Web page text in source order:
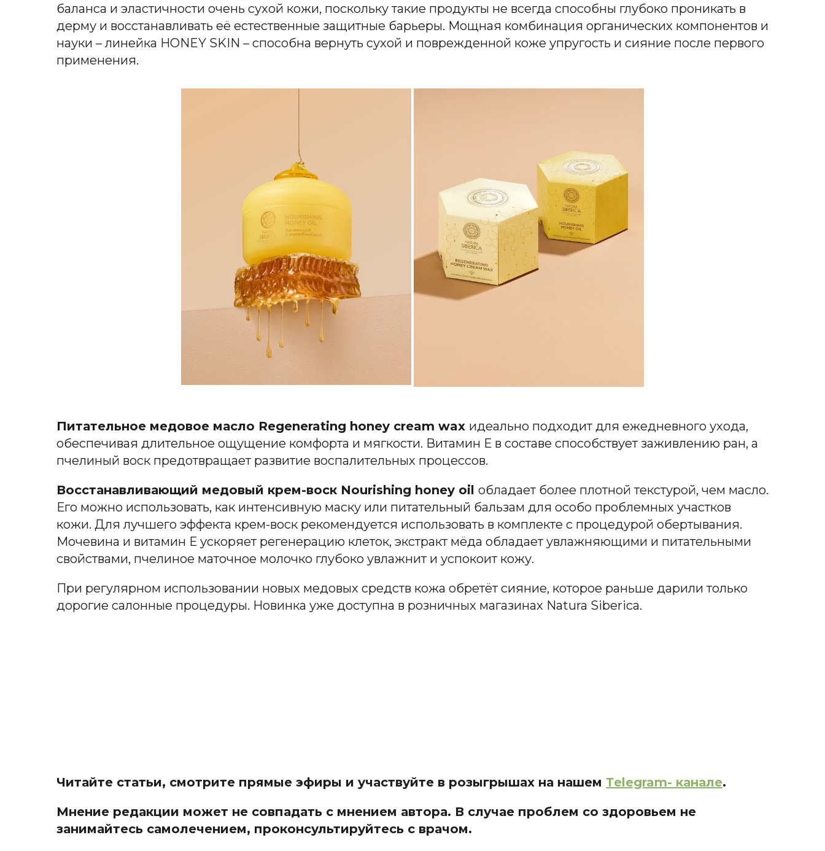
баланса и эластичности очень сухой кожи, поскольку такие продукты не всегда способны глубоко проникать в
дерму и восстанавливать её естественные защитные барьеры. Мощная комбинация органических компонентов и
науки – линейка HONEY SKIN – способна вернуть сухой и поврежденной коже упругость и сияние после первого
применения.
Питательное медовое масло Regenerating honey cream wax идеально подходит для ежедневного ухода,
обеспечивая длительное ощущение комфорта и мягкости. Витамин Е в составе способствует заживлению ран, а
пчелиный воск предотвращает развитие воспалительных процессов.
Восстанавливающий медовый крем-воск Nourishing honey oil обладает более плотной текстурой, чем масло.
Его можно использовать, как интенсивную маску или питательный бальзам для особо проблемных участков
кожи. Для лучшего эффекта крем-воск рекомендуется использовать в комплекте с процедурой обертывания.
Мочевина и витамин Е ускоряет регенерацию клеток, экстракт мёда обладает увлажняющими и питательными
свойствами, пчелиное маточное молочко глубоко увлажнит и успокоит кожу.
При регулярном использовании новых медовых средств кожа обретёт сияние, которое раньше дарили только
дорогие салонные процедуры. Новинка уже доступна в розничных магазинах Natura Siberica.
Читайте статьи, смотрите прямые эфиры и участвуйте в розыгрышах на нашем Тelegram- канале.
Мнение редакции может не совпадать с мнением автора. В случае проблем со здоровьем не
занимайтесь самолечением, проконсультируйтесь с врачом.